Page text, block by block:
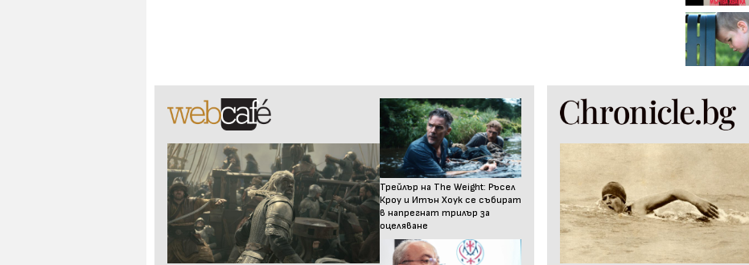
Трейлър на The Weight: Ръсел
Кроу и Итън Хоук се събират
в напрегнат трилър за
оцеляване